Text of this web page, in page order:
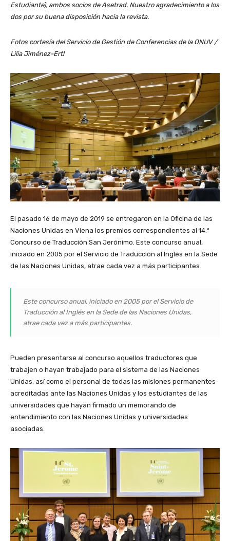
Estudiante), ambos socios de Asetrad. Nuestro agradecimiento a los
dos por su buena disposición hacia la revista.
Fotos cortesía del Servicio de Gestión de Conferencias de la ONUV /
Lilia Jiménez-Ertl
El pasado 16 de mayo de 2019 se entregaron en la Oficina de las
Naciones Unidas en Viena los premios correspondientes al 14.º
Concurso de Traducción San Jerónimo. Este concurso anual,
iniciado en 2005 por el Servicio de Traducción al Inglés en la Sede
de las Naciones Unidas, atrae cada vez a más participantes.
Este concurso anual, iniciado en 2005 por el Servicio de
Traducción al Inglés en la Sede de las Naciones Unidas,
atrae cada vez a más participantes.
Pueden presentarse al concurso aquellos traductores que
trabajen o hayan trabajado para el sistema de las Naciones
Unidas, así como el personal de todas las misiones permanentes
acreditadas ante las Naciones Unidas y los estudiantes de las
universidades que hayan firmado un memorando de
entendimiento con las Naciones Unidas y universidades
asociadas.